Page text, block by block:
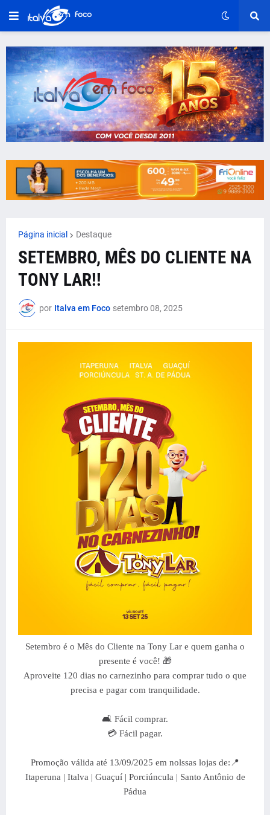
Página inicial Destaque
SETEMBRO, MÊS DO CLIENTE NA
TONY LAR!!
por Italva em Foco setembro 08, 2025
Setembro é o Mês do Cliente na Tony Lar e quem ganha o
presente é você! 🎁
Aproveite 120 dias no carnezinho para comprar tudo o que
precisa e pagar com tranquilidade.
🛋️ Fácil comprar.
💳 Fácil pagar.
Promoção válida até 13/09/2025 em nolssas lojas de:📍
Itaperuna | Italva | Guaçuí | Porciúncula | Santo Antônio de
Pádua